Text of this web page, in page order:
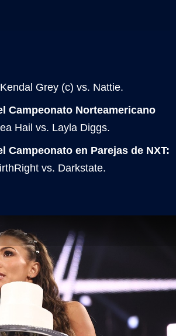
Kendal Grey (c) vs. Nattie.
Campeonato Norteamericano
Hail vs. Layla Diggs.
Campeonato en Parejas de NXT:
vs. Darkstate.